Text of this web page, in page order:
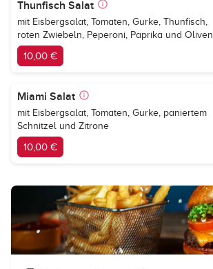
Thunfisch Salat
mit Eisbergsalat, Tomaten, Gurke, Thunfisch,
roten Zwiebeln, Peperoni, Paprika und Oliven
10,00 €
Miami Salat
mit Eisbergsalat, Tomaten, Gurke, paniertem
Schnitzel und Zitrone
10,00 €